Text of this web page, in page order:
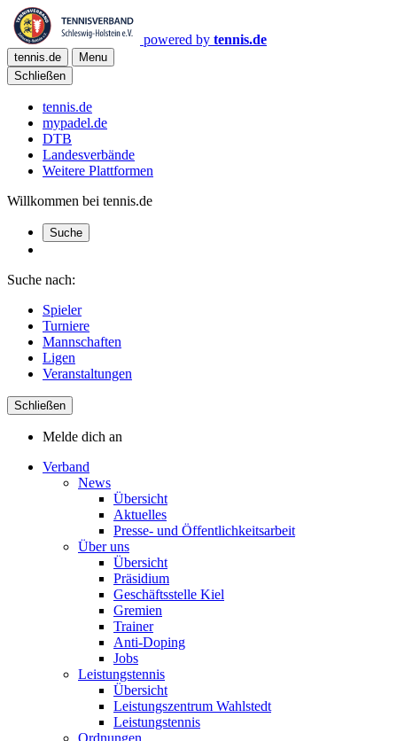
powered by tennis.de
tennis.de
Menu
Schließen
tennis.de
mypadel.de
DTB
Landesverbände
Weitere Plattformen
Willkommen bei tennis.de
Suche
Suche nach:
Spieler
Turniere
Mannschaften
Ligen
Veranstaltungen
Schließen
Melde dich an
Verband
News
Übersicht
Aktuelles
Presse- und Öffentlichkeitsarbeit
Über uns
Übersicht
Präsidium
Geschäftsstelle Kiel
Gremien
Trainer
Anti-Doping
Jobs
Leistungstennis
Übersicht
Leistungszentrum Wahlstedt
Leistungstennis
Ordnungen